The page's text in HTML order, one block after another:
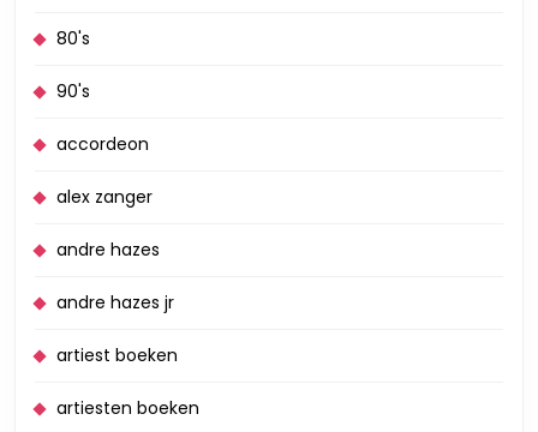
80's
90's
accordeon
alex zanger
andre hazes
andre hazes jr
artiest boeken
artiesten boeken